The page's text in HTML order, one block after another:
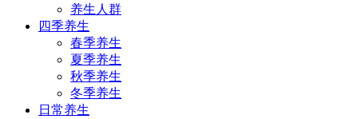
养生人群
四季养生
春季养生
夏季养生
秋季养生
冬季养生
日常养生